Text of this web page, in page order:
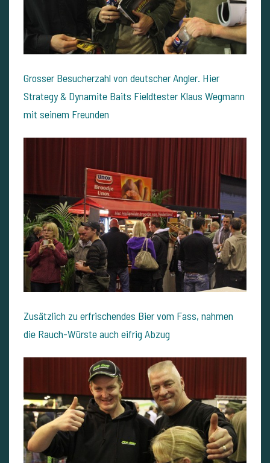
Grosser Besucherzahl von deutscher Angler. Hier
Strategy & Dynamite Baits Fieldtester Klaus Wegmann
mit seinem Freunden
Zusätzlich zu erfrischendes Bier vom Fass, nahmen
die Rauch-Würste auch eifrig Abzug